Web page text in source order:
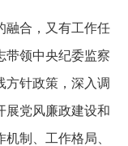
融合，又有工作任
带领中央纪委监察
方针政策，深入调
展党风廉政建设和
制、工作格局、